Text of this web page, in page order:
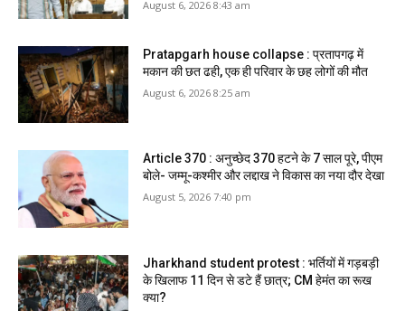
August 6, 2026 8:43 am
Pratapgarh house collapse : प्रतापगढ़ में
मकान की छत ढही, एक ही परिवार के छह लोगों की मौत
August 6, 2026 8:25 am
Article 370 : अनुच्छेद 370 हटने के 7 साल पूरे, पीएम
बोले- जम्मू-कश्मीर और लद्दाख ने विकास का नया दौर देखा
August 5, 2026 7:40 pm
Jharkhand student protest : भर्तियों में गड़बड़ी
के खिलाफ 11 दिन से डटे हैं छात्र; CM हेमंत का रूख
क्या?